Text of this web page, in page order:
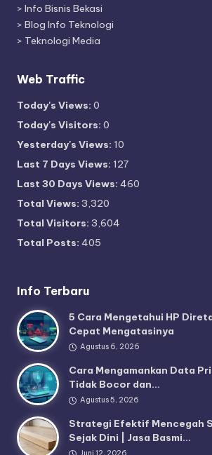
> Info Bisnis Bekasi
> Blog Info Teknologi
> Teknologi Media
Web Traffic
Today's Views: 0
Today's Visitors: 0
Yesterday's Views: 10
Last 7 Days Views: 127
Last 30 Days Views: 460
Total Views: 3,320
Total Visitors: 3,604
Total Posts: 405
Info Terbaru
5 Cara Mengetahui HP
Cepat Mengatasinya
Agustus 6, 2026
Cara Mengamankan Data
Tidak Bocor dan…
Agustus 5, 2026
Strategi Efektif Mencegah
Sejak Dini | Jasa Basmi…